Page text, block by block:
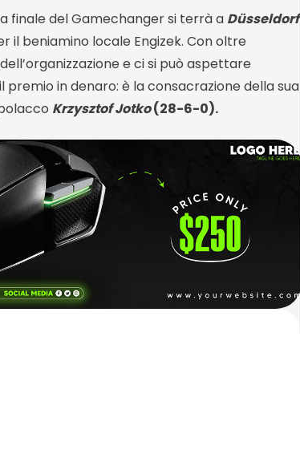
finale del Gamechanger si terrà a Düsseldorf
il beniamino locale Engizek. Con oltre
e ci si può aspettare
premio in denaro: è la consacrazione della sua
Krzysztof Jotko(28-6-0).